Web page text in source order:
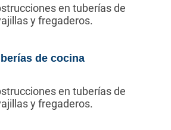
en tuberías de
y fregaderos.
de cocina
en tuberías de
y fregaderos.